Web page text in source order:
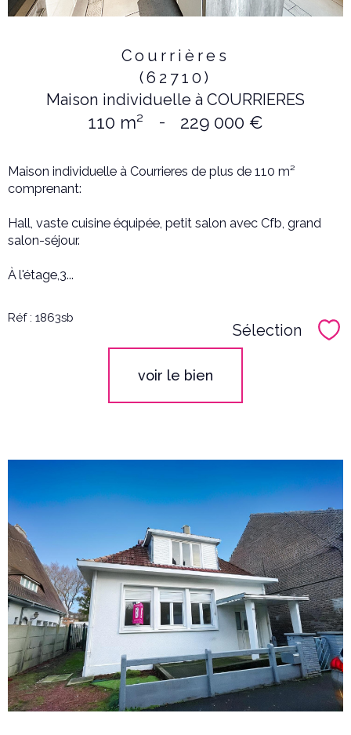
Courrières
(62710)
Maison individuelle à COURRIERES
110 m² - 229 000 €
Maison individuelle à Courrieres de plus de 110 m²
comprenant:
Hall, vaste cuisine équipée, petit salon avec Cfb, grand
salon-séjour.
À l'étage,3...
Réf : 1863sb
Sélection
voir le bien